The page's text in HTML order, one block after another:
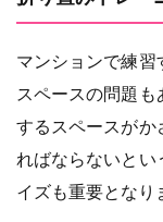
マンションで練習
スペースの問題
するスペースがか
ればならないとい
イズも重要となり